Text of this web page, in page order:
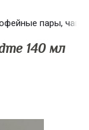
пары,
140 мл